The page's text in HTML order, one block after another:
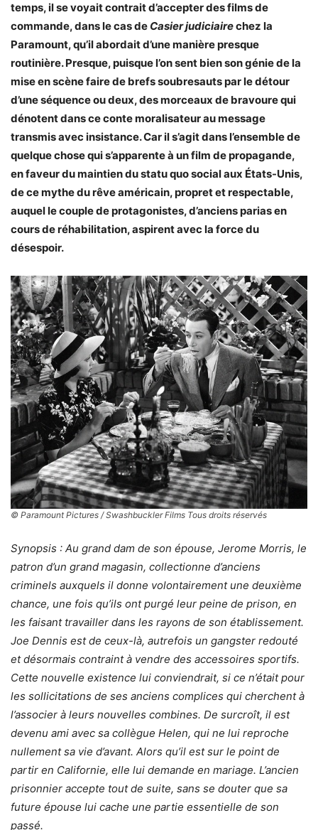
temps, il se voyait contrait d’accepter des films de
commande, dans le cas de Casier judiciairechez la
Paramount, qu’il abordait d’une manière presque
routinière. Presque, puisque l’on sent bien son génie de la
mise en scène faire de brefs soubresauts par le détour
d’une séquence ou deux, des morceaux de bravoure qui
dénotent dans ce conte moralisateur au message
transmis avec insistance. Car il s’agit dans l’ensemble de
quelque chose qui s’apparente à un film de propagande,
en faveur du maintien du statu quo social aux États-Unis,
de ce mythe du rêve américain, propret et respectable,
auquel le couple de protagonistes, d’anciens parias en
cours de réhabilitation, aspirent avec la force du
désespoir.
© Paramount Pictures / Swashbuckler Films Tous droits réservés
Synopsis : Au grand dam de son épouse, Jerome Morris, le
patron d’un grand magasin, collectionne d’anciens
criminels auxquels il donne volontairement une deuxième
chance, une fois qu’ils ont purgé leur peine de prison, en
les faisant travailler dans les rayons de son établissement.
Joe Dennis est de ceux-là, autrefois un gangster redouté
et désormais contraint à vendre des accessoires sportifs.
Cette nouvelle existence lui conviendrait, si ce n’était pour
les sollicitations de ses anciens complices qui cherchent à
l’associer à leurs nouvelles combines. De surcroît, il est
devenu ami avec sa collègue Helen, qui ne lui reproche
nullement sa vie d’avant. Alors qu’il est sur le point de
partir en Californie, elle lui demande en mariage. L’ancien
prisonnier accepte tout de suite, sans se douter que sa
future épouse lui cache une partie essentielle de son
passé.